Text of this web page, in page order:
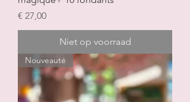
Prijs
€ 27,00
Niet op voorraad
Nouveauté